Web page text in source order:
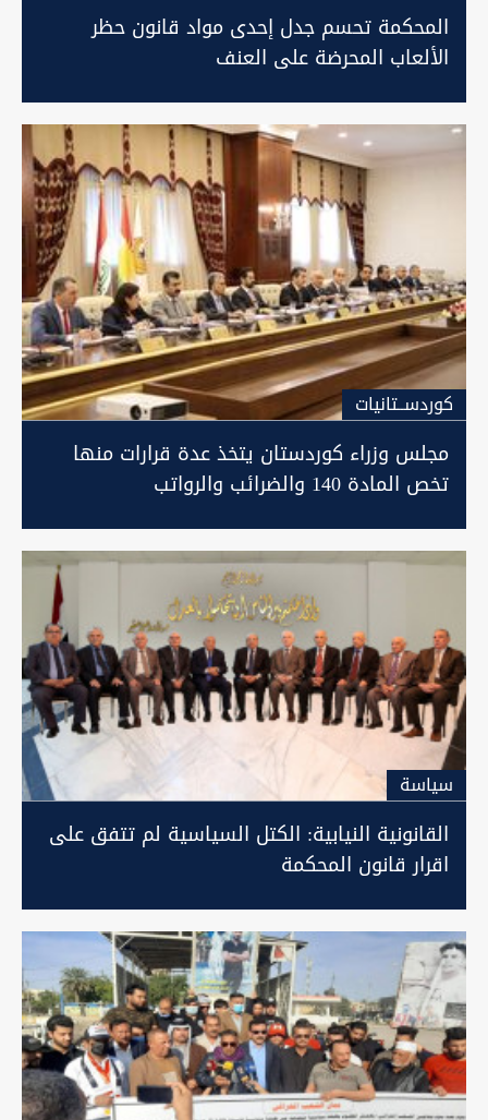
المحكمة تحسم جدل إحدى مواد قانون حظر
الألعاب المحرضة على العنف
كوردســتانيات
مجلس وزراء كوردستان يتخذ عدة قرارات منها
تخص المادة 140 والضرائب والرواتب
سیاسة
القانونية النيابية: الكتل السياسية لم تتفق على
اقرار قانون المحكمة